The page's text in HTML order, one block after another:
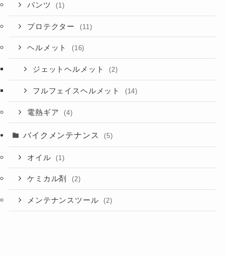
パンツ (1)
プロテクター (11)
ヘルメット (16)
ジェットヘルメット (2)
フルフェイスヘルメット (14)
電熱ギア (4)
バイクメンテナンス (5)
オイル (1)
ケミカル剤 (2)
メンテナンスツール (2)